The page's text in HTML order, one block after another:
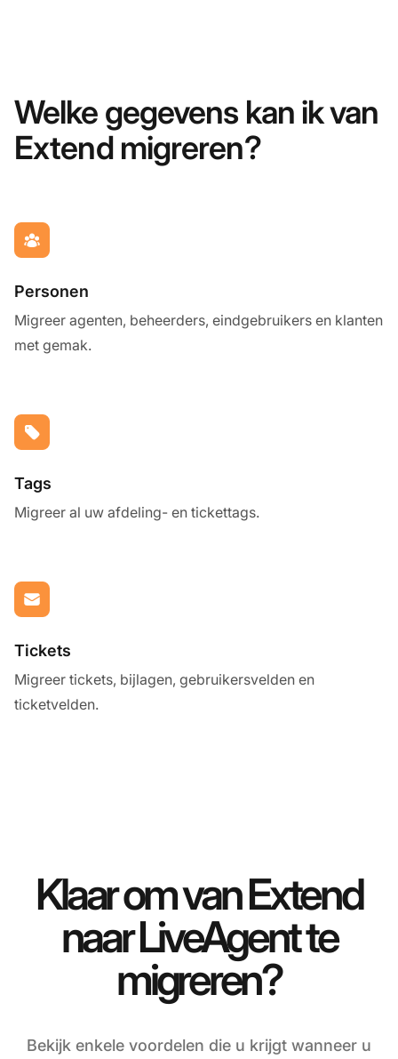
Welke gegevens kan ik van
Extend migreren?
Personen
Migreer agenten, beheerders, eindgebruikers en klanten
met gemak.
Tags
Migreer al uw afdeling- en tickettags.
Tickets
Migreer tickets, bijlagen, gebruikersvelden en
ticketvelden.
Klaar om van Extend
naar LiveAgent te
migreren?
Bekijk enkele voordelen die u krijgt wanneer u